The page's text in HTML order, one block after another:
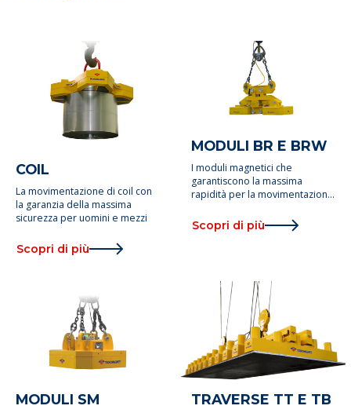
COIL
La movimentazione di coil con
la garanzia della massima
sicurezza per uomini e mezzi
Scopri di più
MODULI BR E BRW
I moduli magnetici che
garantiscono la massima
rapidità per la movimentazione
Scopri di più
MODULI SM TRAVERSE TT E TB